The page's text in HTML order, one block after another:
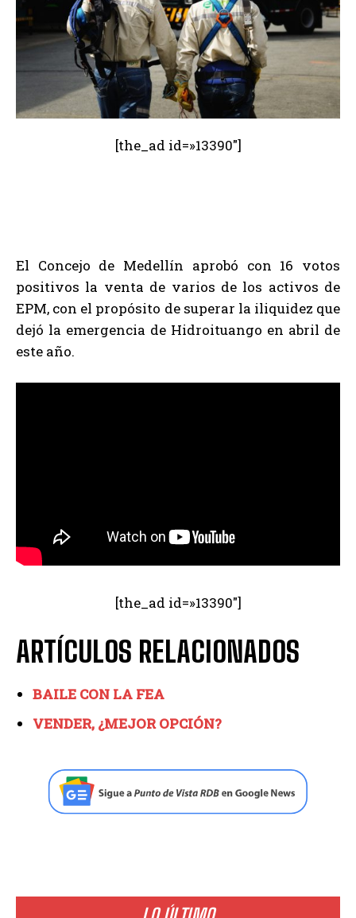
[the_ad id=»13390″]
El Concejo de Medellín aprobó con 16 votos
positivos la venta de varios de los activos de
EPM, con el propósito de superar la iliquidez que
dejó la emergencia de Hidroituango en abril de
este año.
[the_ad id=»13390″]
ARTÍCULOS RELACIONADOS
BAILE CON LA FEA
VENDER, ¿MEJOR OPCIÓN?